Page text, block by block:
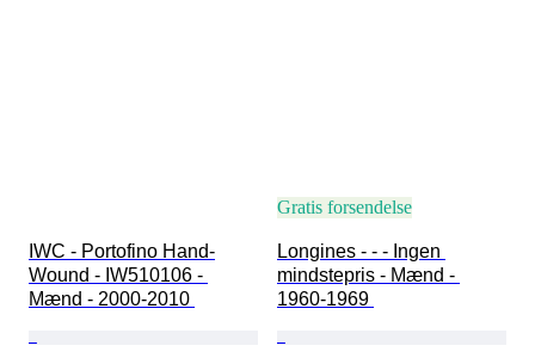
IWC - Portofino Hand-
Wound - IW510106 -
Mænd - 2000-2010
Gratis forsendelse
Longines - - - Ingen
mindstepris - Mænd -
1960-1969